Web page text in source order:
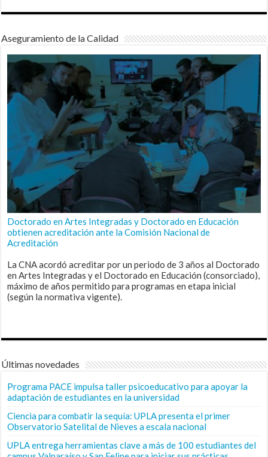
Aseguramiento de la Calidad
Doctorado en Artes Integradas y Doctorado en Educación
obtienen acreditación ante la Comisión Nacional de
Acreditación
La CNA acordó acreditar por un periodo de 3 años al Doctorado
en Artes Integradas y el Doctorado en Educación (consorciado),
máximo de años permitido para programas en etapa inicial
(según la normativa vigente).
Últimas novedades
Programa PACE impulsa taller psicoeducativo para apoyar la
adaptación de estudiantes en la universidad
Ciencia para combatir la sequía: UPLA presenta el primer
Observatorio Satelital de Nieves a escala nacional
UPLA entrega herramientas clave a más de 100 estudiantes del